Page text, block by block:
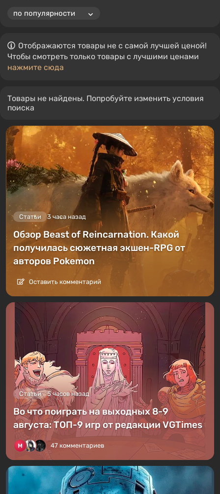
Отображаются товары не с самой лучшей ценой!
Чтобы смотреть только товары с лучшими ценами
нажмите сюда
Товары не найдены. Попробуйте изменить условия
поиска
Статьи 3 часа назад
Обзор Beast of Reincarnation. Какой
получилась сюжетная экшен-RPG от
авторов Pokemon
Оставить комментарий
Статьи 5 часов назад
Во что поиграть на выходных 8-9
августа: ТОП-9 игр от редакции VGTimes
47 комментариев